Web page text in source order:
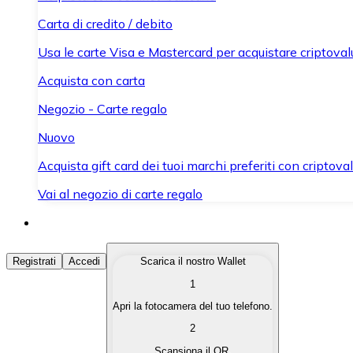
Carta di credito / debito
Usa le carte Visa e Mastercard per acquistare
Acquista con carta
Negozio - Carte regalo
Nuovo
Acquista gift card dei tuoi marchi preferiti con
Vai al negozio di carte regalo
Acquista Criptovalute
Acquista le criptovalute che ti interessano in modo
Converti le tue criptovalute in valuta fiat quando ne hai
Registrati Accedi
Scarica il nostro Wallet
1
Apri la fotocamera del tuo telefono.
2